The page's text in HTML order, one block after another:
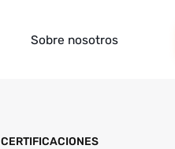
Sobre nosotros
CERTIFICACIONES